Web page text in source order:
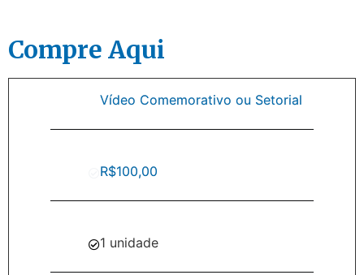
Compre Aqui
Vídeo Comemorativo ou Setorial
R$100,00
1 unidade